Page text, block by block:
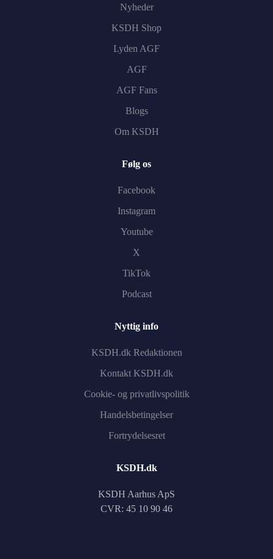
Nyheder
KSDH Shop
Lyden AGF
AGF
AGF Fans
Blogs
Om KSDH
Følg os
Facebook
Instagram
Youtube
X
TikTok
Podcast
Nyttig info
KSDH.dk Redaktionen
Kontakt KSDH.dk
Cookie- og privatlivspolitik
Handelsbetingelser
Fortrydelsesret
KSDH.dk
KSDH Aarhus ApS
CVR: 45 10 90 46